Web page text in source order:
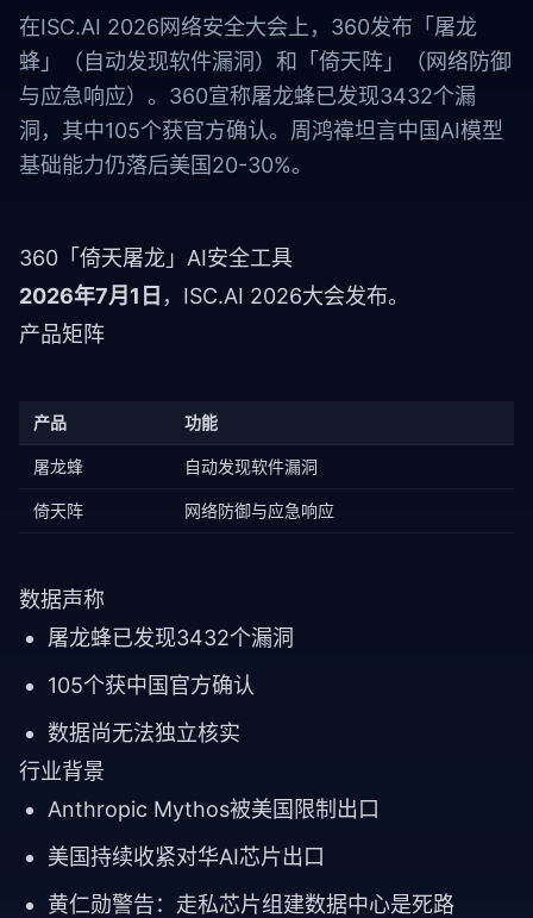
在ISC.AI 2026网络安全大会上，360发布「屠龙
蜂」（自动发现软件漏洞）和「倚天阵」（网络防御
与应急响应）。360宣称屠龙蜂已发现3432个漏
洞，其中105个获官方确认。周鸿禕坦言中国AI模型
基础能力仍落后美国20-30%。
360「倚天屠龙」AI安全工具
2026年7月1日 ，ISC.AI 2026大会发布。
产品矩阵
产品 功能
屠龙蜂 自动发现软件漏洞
倚天阵 网络防御与应急响应
数据声称
屠龙蜂已发现3432个漏洞
105个获中国官方确认
数据尚无法独立核实
行业背景
Anthropic Mythos被美国限制出口
美国持续收紧对华AI芯片出口
黄仁勋警告：走私芯片组建数据中心是死路